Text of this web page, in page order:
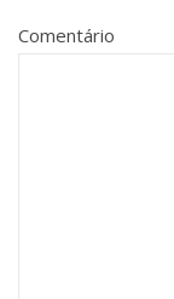
Comentário